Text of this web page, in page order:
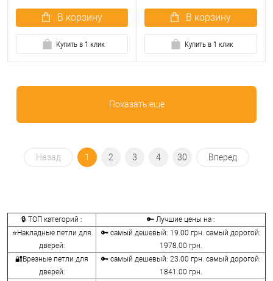
В корзину
Купить в 1 клик
В корзину
Купить в 1 клик
Показать еще
Назад 1 2 3 4 30 Вперед
🔒 ТОП категорий :
🔑 Лучшие цены на :
⭐Накладные петли для
дверей:
🔑 самый дешевый: 19.00 грн. самый дорогой:
1978.00 грн.
🔐Врезные петли для
дверей:
🔑 самый дешевый: 23.00 грн. самый дорогой:
1841.00 грн.